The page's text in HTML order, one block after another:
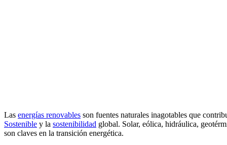
Las energías renovables son fuentes naturales inagotables que
Sostenible y la sostenibilidad global. Solar, eólica, hidráulica,
son claves en la transición energética.